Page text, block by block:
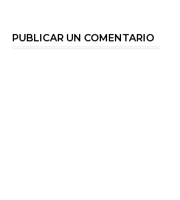
PUBLICAR UN COMENTARIO